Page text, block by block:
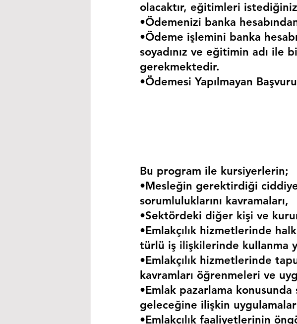
olacaktır, eğitimleri
•Ödemenizi banka
•Ödeme işlemini banka
soyadınız ve eğitimin adı ile
gerekmektedir.
•Ödemesi Yapılmayan
Bu program ile kursiyerlerin;
•Mesleğin gerektirdiği
sorumluluklarını kavramaları,
•Sektördeki diğer kişi ve
•Emlakçılık hizmetlerinde
türlü iş ilişkilerinde kullanma
•Emlakçılık hizmetlerinde
kavramları öğrenmeleri ve
•Emlak pazarlama
geleceğine ilişkin
•Emlakçılık faaliyetlerinin